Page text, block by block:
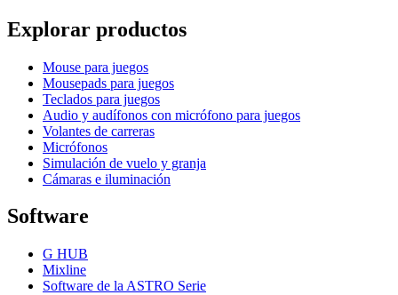
Explorar productos
Mouse para juegos
Mousepads para juegos
Teclados para juegos
Audio y audífonos con micrófono para juegos
Volantes de carreras
Micrófonos
Simulación de vuelo y granja
Cámaras e iluminación
Software
G HUB
Mixline
Software de la ASTRO Serie